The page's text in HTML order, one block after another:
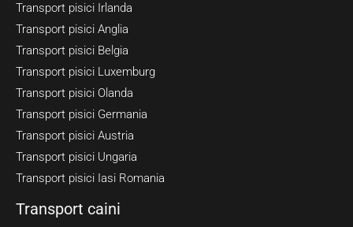
Transport pisici Irlanda
Transport pisici Anglia
Transport pisici Belgia
Transport pisici Luxemburg
Transport pisici Olanda
Transport pisici Germania
Transport pisici Austria
Transport pisici Ungaria
Transport pisici Iasi Romania
Transport caini